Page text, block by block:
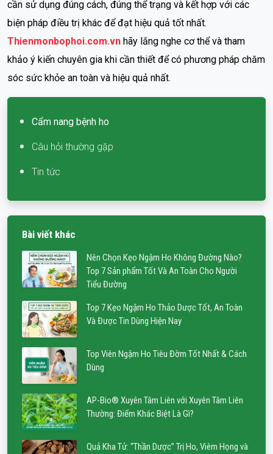
cần sử dụng đúng cách, đúng thể trạng và kết hợp với các
biện pháp điều trị khác để đạt hiệu quả tốt nhất.
Thienmonbophoi.com.vn hãy lắng nghe cơ thể và tham
khảo ý kiến chuyên gia khi cần thiết để có phương pháp chăm
sóc sức khỏe an toàn và hiệu quả nhất.
Cẩm nang bệnh ho
Câu hỏi thường gặp
Tin tức
Bài viết khác
Nên Chọn Kẹo Ngậm Ho Không Đường Nào?
Top 7 Sản phẩm Tốt Và An Toàn Cho Người
Tiểu Đường
Top 7 Kẹo Ngậm Ho Thảo Dược Tốt, An Toàn
Và Được Tin Dùng Hiện Nay
Top Viên Ngậm Ho Tiêu Đờm Tốt Nhất & Cách
Dùng
AP-Bio® Xuyên Tâm Liên với Xuyên Tâm Liên
Thường: Điểm Khác Biệt Là Gì?
Quả Kha Tử: “Thần Dược” Trị Ho, Viêm Họng và